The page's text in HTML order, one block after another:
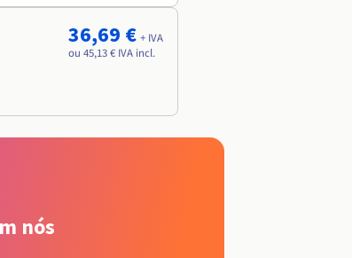
36,69 € + IVA
ou 45,13 € IVA incl.
nós